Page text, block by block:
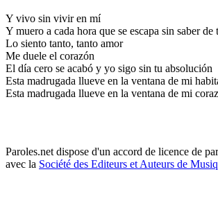
Y vivo sin vivir en mí
Y muero a cada hora que se escapa sin saber de
Lo siento tanto, tanto amor
Me duele el corazón
El día cero se acabó y yo sigo sin tu absolución
Esta madrugada llueve en la ventana de mi
Esta madrugada llueve en la ventana de mi
Paroles.net dispose d'un accord de licence de
avec la Société des Editeurs et Auteurs de